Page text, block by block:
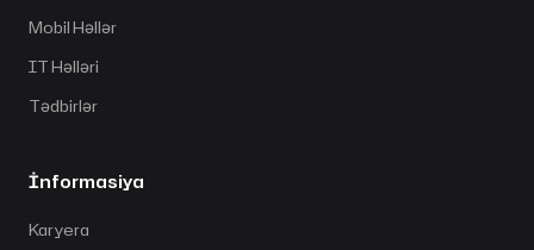
Mobil Həllər
IT Həlləri
Tədbirlər
İnformasiya
Karyera